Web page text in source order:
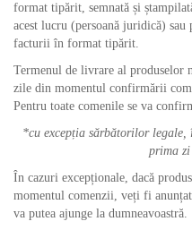
format tipărit, semnată și
acest lucru (persoană juridică) sau
facturii în format tipărit.
Termenul de livrare al produselor
zile din momentul confirmării
Pentru toate comenile se va
*cu excepția sărbătorilor legale,
prima zi
În cazuri excepționale, dacă
momentul comenzii, veți fi
va putea ajunge la dumneavoastră.